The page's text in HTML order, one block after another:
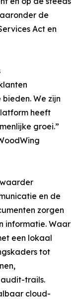
de
Act en
We zijn
heeft
groei.”
en de
zorgen
informatie. Waar
een lokaal
tot
trails.
cloud-